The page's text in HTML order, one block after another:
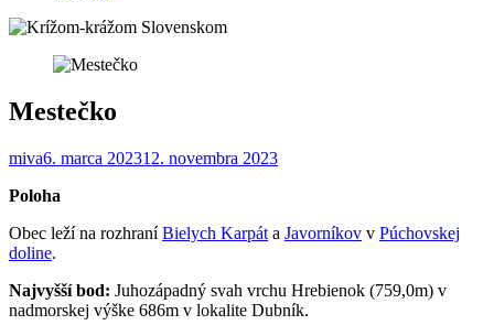
Mestečko
miva6. marca 202312. novembra 2023
Poloha
Obec leží na rozhraníBielych Karpát a Javorníkov v Púchovskej
doline.
Najvyšší bod: Juhozápadný svah vrchu Hrebienok (759,0m) v
nadmorskej výške 686m v lokalite Dubník.